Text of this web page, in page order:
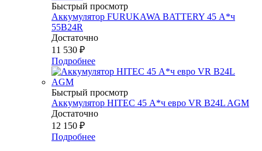
Быстрый просмотр
Аккумулятор FURUKAWA BATTERY 45 А*ч
55B24R
Достаточно
11 530 ₽
Подробнее
Быстрый просмотр
Аккумулятор HITEC 45 А*ч евро VR B24L AGM
Достаточно
12 150 ₽
Подробнее